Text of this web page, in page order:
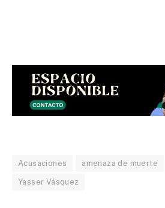
Acusaciones amenaza de muerte
Yasser Vásquez